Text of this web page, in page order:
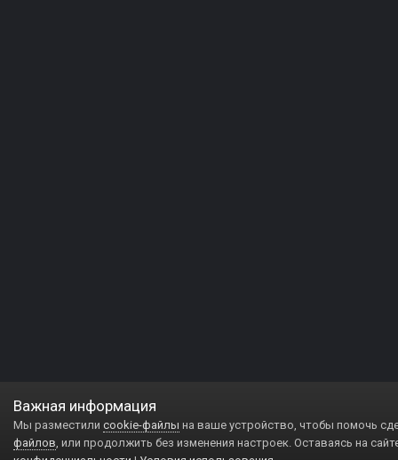
Важная информация
Мы разместили cookie-файлы на ваше устройство, чтобы помочь
файлов, или продолжить без изменения настроек. Оставаясь на